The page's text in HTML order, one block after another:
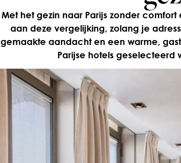
Met het gezin naar Parijs zonder
aan deze vergelijking, zolang je
gemaakte aandacht en een warme,
Parijse hotels geselecteerd